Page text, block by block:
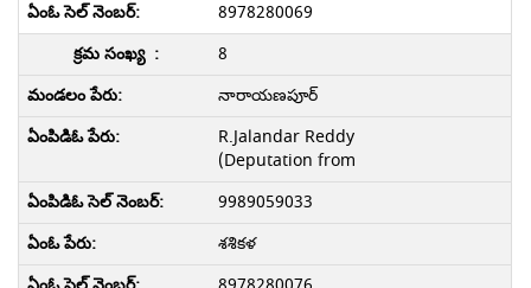
8978280069
8
నారాయణపూర్
R.Jalandar Reddy
(Deputation from
9989059033
శశికళ